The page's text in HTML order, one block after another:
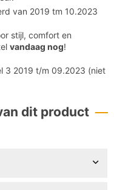
van 2019 tm 10.2023
stijl, comfort en
vandaag nog!
3 2019 t/m 09.2023 (niet
dit product